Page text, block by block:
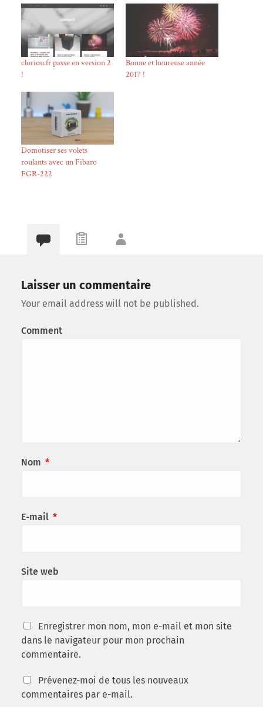
cloriou.fr passe en version 2
!
Bonne et heureuse année
2017 !
Domotiser ses volets
roulants avec un Fibaro
FGR-222
Laisser un commentaire
Your email address will not be published.
Comment
Nom *
E-mail *
Site web
Enregistrer mon nom, mon e-mail et mon site
dans le navigateur pour mon prochain
commentaire.
Prévenez-moi de tous les nouveaux
commentaires par e-mail.